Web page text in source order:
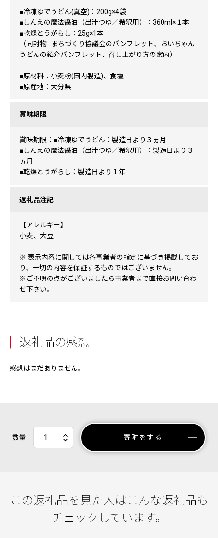
■冷凍ゆでうどん(真空)：200g×4袋
■しんえの魔法醤油（出汁つゆ／希釈用）：360ml×１本
■乾燥とうがらし：25g×1本
（同封物…まちづくり協議会のパンフレット、おいちゃん
うどんの紹介パンフレット、召し上がり方の案内）
■原材料：小麦粉(国内製造)、食塩
■原産地：大分県
賞味期限
賞味期限：■冷凍ゆでうどん：製造日より３ヵ月
■しんえの魔法醤油（出汁つゆ／希釈用）：製造日より３
ヵ月
■乾燥とうがらし：製造日より１年
返礼品注記
【アレルギー】
小麦、大豆
※ 表示内容に関しては各事業者の指定に基づき掲載してお
り、一切の内容を保証するものではございません。
※ご不明の点がございましたら事業者まで直接お問い合わ
せ下さい。
返礼品の感想
感想はまだありません。
数量 寄附をする
この返礼品を見た人はこんな返礼品も
チェックしています。